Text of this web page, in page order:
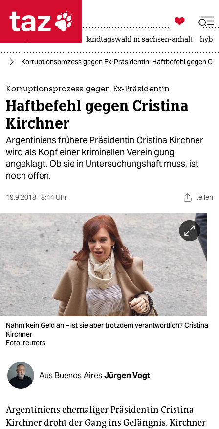
 taz zahl ich
taz zahl ich
themen
politik
öko
gesellschaft
kultur
sport
berlin
nord
wahrheit
verlag
verlag
veranstaltungen
shop
fragen & hilfe
unterstützen
genossenschaft

taz zahl ich
landtagswahl in sachsen-anhalt
Korruptionsprozess gegen Ex-Präsidentin: Haftbefehl gegen
Korruptionsprozess gegen Ex-Präsidentin
Haftbefehl gegen Cristina
Kirchner
Argentiniens frühere Präsidentin Cristina Kirchner
wird als Kopf einer kriminellen Vereinigung
angeklagt. Ob sie in Untersuchungshaft muss, ist
noch offen.
19.9.2018 8:44 Uhr teilen
Nahm kein Geld an – ist sie aber trotzdem verantwortlich? Cristina
Kirchner
Foto: reuters
Aus Buenos AiresJürgen Vogt
Argentiniens ehemaliger Präsidentin Cristina
Kirchner droht der Gang ins Gefängnis. Kirchner